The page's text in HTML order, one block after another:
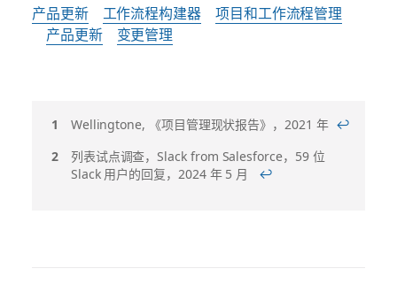
产品更新 工作流程构建器
项目和工作流程管理
产品更新
变更管理
脚
注
Wellingtone, 《项目管理现状报告》，2021 年 ↩
列表试点调查，Slack from Salesforce，59 位
Slack 用户的回复，2024 年 5 月
↩